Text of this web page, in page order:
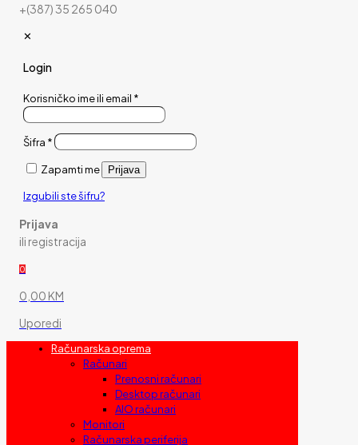
+(387) 35 265 040
✕
Login
Korisničko ime ili email *
Šifra *
Zapamti me Prijava
Izgubili ste šifru?
Prijava
ili registracija
0
0,00 KM
Uporedi
Računarska oprema
Računari
Prenosni računari
Desktop računari
AIO računari
Monitori
Računarska periferija